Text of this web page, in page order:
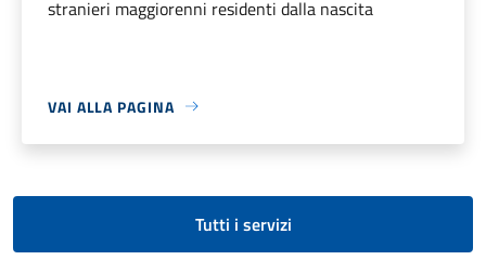
stranieri maggiorenni residenti dalla nascita
VAI ALLA PAGINA
Tutti i servizi